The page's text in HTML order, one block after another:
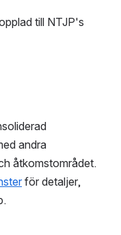
till NTJP's
andra
åtkomstområdet.
för detaljer,